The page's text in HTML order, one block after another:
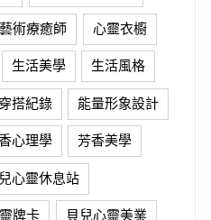
術療癒師 心靈衣櫥
生活美學 生活風格
穿搭紀錄 能量形象設計
心理學 芳香美學
心靈休息站
牌卡 貝兒心靈美業